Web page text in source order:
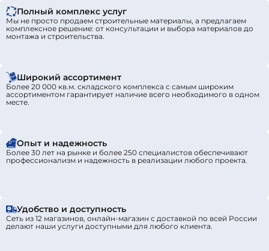
Полный комплекс услуг
Мы не просто продаем строительные материалы, а предлагаем
комплексное решение: от консультации и выбора материалов до
монтажа и строительства.
Широкий ассортимент
Более 20 000 кв.м. складского комплекса с самым широким
ассортиментом гарантирует наличие всего необходимого в одном
месте.
Опыт и надежность
Более 30 лет на рынке и более 250 специалистов обеспечивают
профессионализм и надежность в реализации любого проекта.
Удобство и доступность
Сеть из 12 магазинов, онлайн-магазин с доставкой по всей России
делают наши услуги доступными для любого клиента.